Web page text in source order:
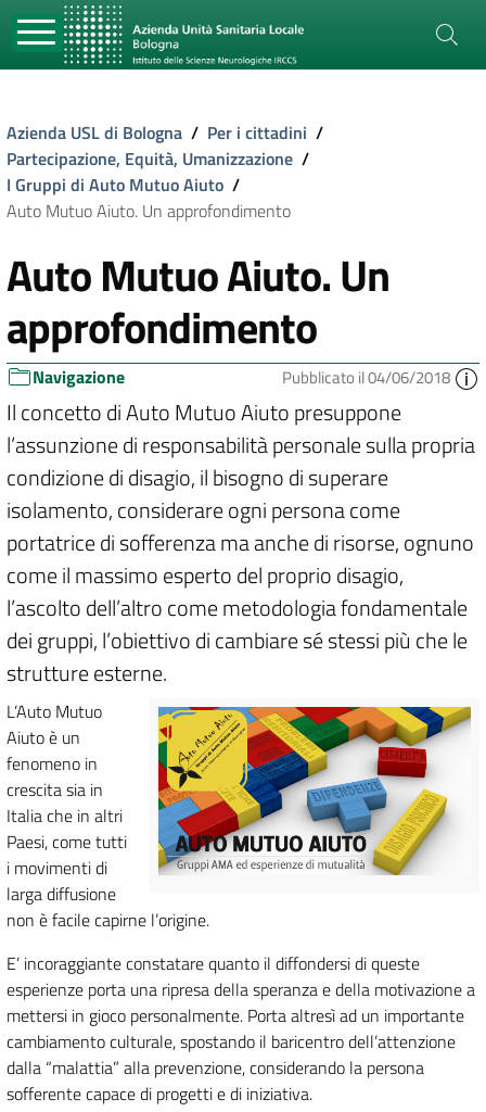
Azienda USL di Bologna / Per i cittadini /
Partecipazione, Equità, Umanizzazione /
I Gruppi di Auto Mutuo Aiuto /
Auto Mutuo Aiuto. Un approfondimento
Auto Mutuo Aiuto. Un
approfondimento
Navigazione Pubblicato il 04/06/2018
Il concetto di Auto Mutuo Aiuto presuppone
l’assunzione di responsabilità personale sulla propria
condizione di disagio, il bisogno di superare
isolamento, considerare ogni persona come
portatrice di sofferenza ma anche di risorse, ognuno
come il massimo esperto del proprio disagio,
l’ascolto dell’altro come metodologia fondamentale
dei gruppi, l’obiettivo di cambiare sé stessi più che le
strutture esterne.
L’Auto Mutuo
Aiuto è un
fenomeno in
crescita sia in
Italia che in altri
Paesi, come tutti
i movimenti di
larga diffusione
non è facile capirne l’origine.
E’ incoraggiante constatare quanto il diffondersi di queste
esperienze porta una ripresa della speranza e della motivazione a
mettersi in gioco personalmente. Porta altresì ad un importante
cambiamento culturale, spostando il baricentro dell’attenzione
dalla “malattia” alla prevenzione, considerando la persona
sofferente capace di progetti e di iniziativa.